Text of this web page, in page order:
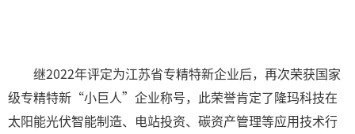
继2022年评定为江苏省专精特新企业后，再次荣获国家
级专精特新“小巨人”企业称号，此荣誉肯定了隆玛科技在
太阳能光伏智能制造、电站投资、碳资产管理等应用技术行